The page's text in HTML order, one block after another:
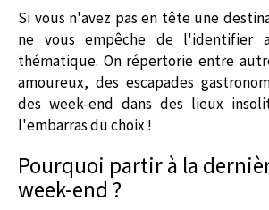
Si vous n'avez pas en tête une
ne vous empêche de l'identifier
thématique. On répertorie entre
amoureux, des escapades
des week-end dans des lieux
l'embarras du choix !
Pourquoi partir à la
week-end ?